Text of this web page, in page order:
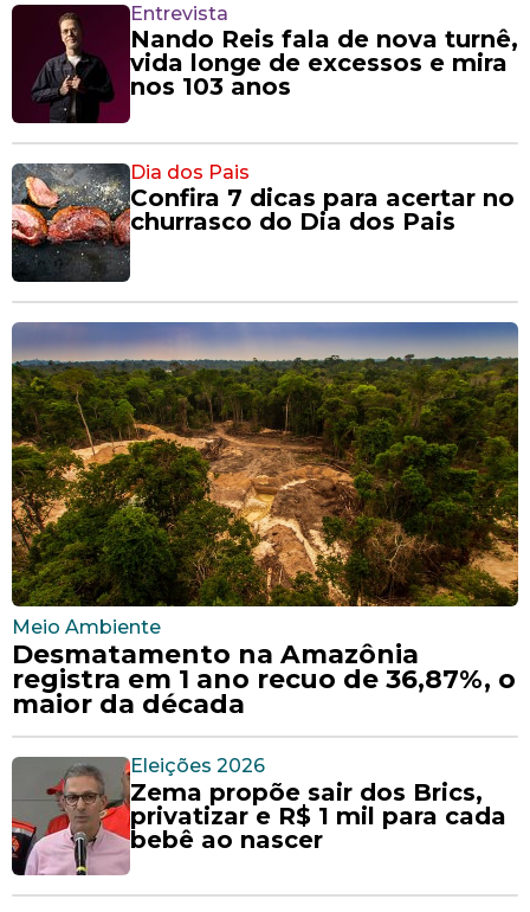
Entrevista
Nando Reis fala de nova turnê,
vida longe de excessos e mira
nos 103 anos
Dia dos Pais
Confira 7 dicas para acertar no
churrasco do Dia dos Pais
Meio Ambiente
Desmatamento na Amazônia
registra em 1 ano recuo de 36,87%, o
maior da década
Eleições 2026
Zema propõe sair dos Brics,
privatizar e R$ 1 mil para cada
bebê ao nascer